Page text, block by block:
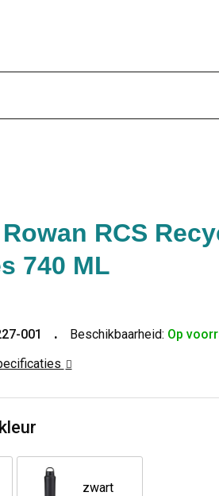
RCS
740 ML
001 Beschikbaarheid: Op
zwart